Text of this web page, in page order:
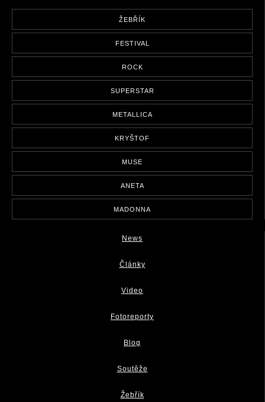
ŽEBŘÍK
FESTIVAL
ROCK
SUPERSTAR
METALLICA
KRYŠTOF
MUSE
ANETA
MADONNA
News
Články
Video
Fotoreporty
Blog
Soutěže
Žebřík